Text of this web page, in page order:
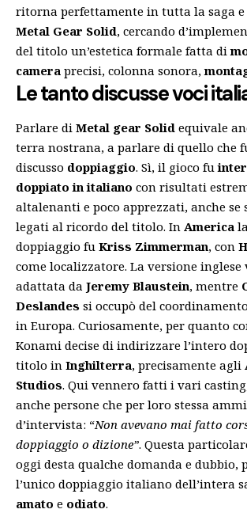
ritorna perfettamente in tutta la saga
Metal Gear Solid, cercando
del titolo un’estetica formale fatta di
camera precisi, colonna sonora,
Le tanto discusse voci
Parlare di Metal gear Solid equivale
terra nostrana, a parlare di quello che
discusso doppiaggio. Sì, il gioco fu
doppiato in italiano con risultati
altalenanti e poco apprezzati, anche
legati al ricordo del titolo. In America
doppiaggio fu Kriss Zimmerman, con
come localizzatore. La versione inglese
adattata da Jeremy Blaustein, mentre
Deslandes si occupò del
in Europa. Curiosamente, per quanto
Konami decise di indirizzare l’intero
titolo in Inghilterra, precisamente agli
Studios. Qui vennero fatti i vari
anche persone che per loro stessa
d’intervista: “Non avevano mai fatto
doppiaggio o dizione”. Questa
oggi desta qualche domanda e dubbio,
l’unico doppiaggio italiano dell’intera
amato e odiato.